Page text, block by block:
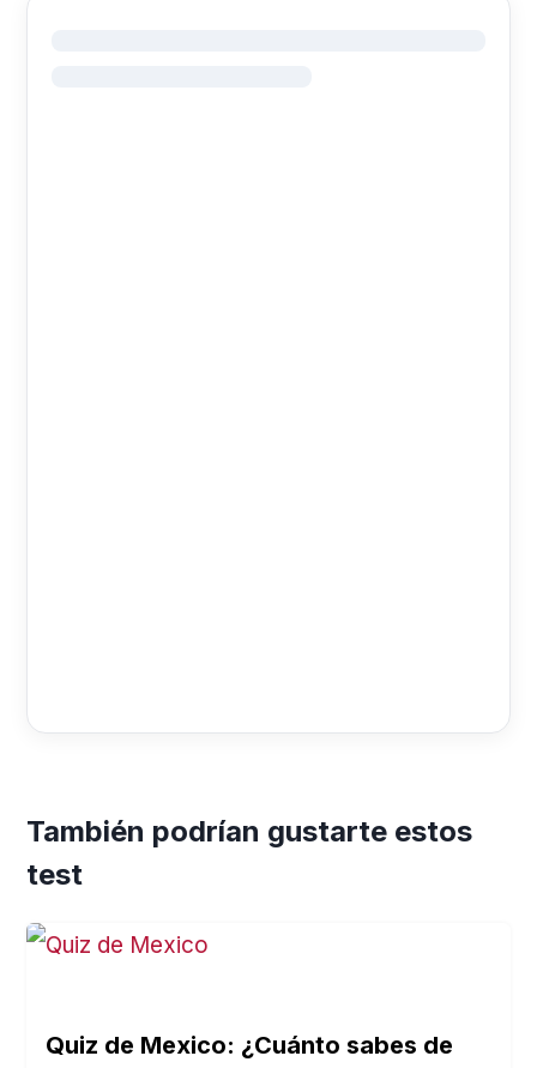
También podrían gustarte estos
test
Quiz de Mexico: ¿Cuánto sabes de